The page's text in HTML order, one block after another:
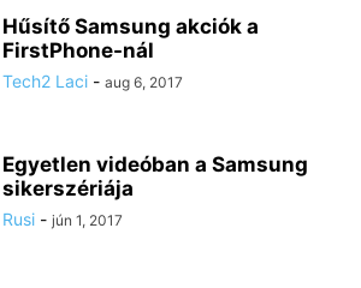
Hűsítő Samsung akciók a
FirstPhone-nál
Tech2 Laci - aug 6, 2017
Egyetlen videóban a Samsung
sikerszériája
Rusi - jún 1, 2017